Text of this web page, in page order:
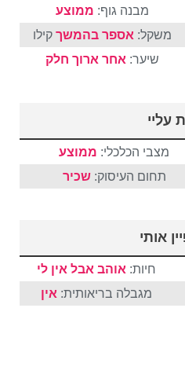
מבנה גוף: ממוצע
משקל: אספר בהמשך קילו
שיער: אחר ארוך חלק
עליי
מצבי הכלכלי: ממוצע
תחום העיסוק:שכיר
אותי
חיות: אוהב אבל אין לי
מגבלה בריאותית: אין